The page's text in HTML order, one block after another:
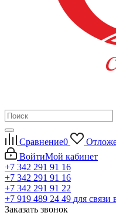
Сравнение0
ВойтиМой кабинет
+7 342 291 91 16
+7 342 291 91 16
+7 342 291 91 22
+7 919 489 24 49 для
Заказать звонок